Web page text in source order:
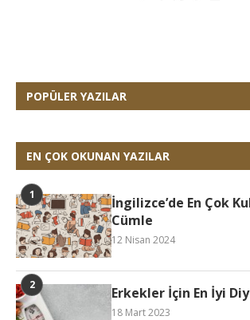
POPÜLER YAZILAR
EN ÇOK OKUNAN YAZILAR
İngilizce’de En Çok
Cümle
12 Nisan 2024
Erkekler İçin En İyi
18 Mart 2023